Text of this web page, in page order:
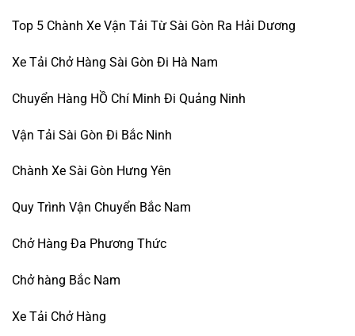
Top 5 Chành Xe Vận Tải Từ Sài Gòn Ra Hải Dương
Xe Tải Chở Hàng Sài Gòn Đi Hà Nam
Chuyển Hàng HỒ Chí Minh Đi Quảng Ninh
Vận Tải Sài Gòn Đi Bắc Ninh
Chành Xe Sài Gòn Hưng Yên
Quy Trình Vận Chuyển Bắc Nam
Chở Hàng Đa Phương Thức
Chở hàng Bắc Nam
Xe Tải Chở Hàng